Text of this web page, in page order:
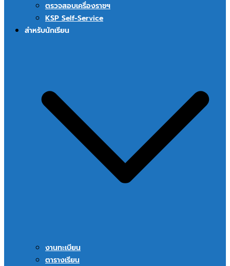
ตรวจสอบเครื่องราชฯ
KSP Self-Service
สำหรับนักเรียน
งานทะเบียน
ตารางเรียน